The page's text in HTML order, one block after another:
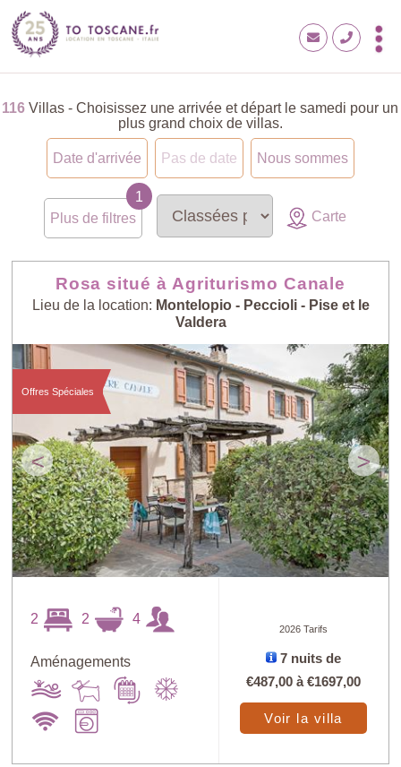
116 Villas - Choisissez une arrivée et départ le samedi pour un
plus grand choix de villas.
Date d'arrivée Pas de date Nous sommes
Plus de filtres Carte
Rosa situé à Agriturismo Canale
Lieu de la location: Montelopio - Peccioli - Pise et le
Valdera
< >
Offres Spéciales
2 2 4
Aménagements
2026 Tarifs
7 nuits de
€487,00 à€1697,00
Voir la villa